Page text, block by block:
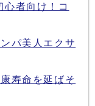
心者向け！コ
パ美人エクサ
寿命を延ばそ